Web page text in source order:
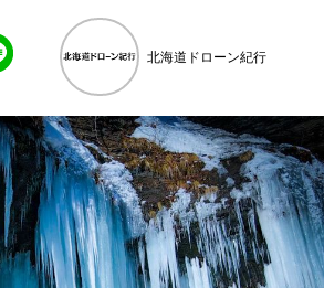
北海道ドローン紀行